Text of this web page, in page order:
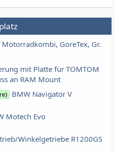
Motorradkombi, GoreTex, Gr.
mit Platte für TOMTOM
an RAM Mount
BMW Navigator V
Motech Evo
Winkelgetriebe R1200GS